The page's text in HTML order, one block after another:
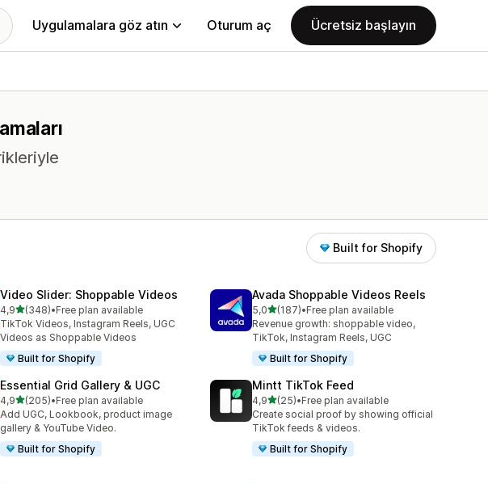
Uygulamalara göz atın Oturum aç Ücretsiz başlayın
Built for Shopify
Video Slider: Shoppable Videos
4,95 yıldız üzerinden
(348)
toplam 348 değerlendirme
•Free plan available
TikTok Videos, Instagram Reels, UGC
Videos as Shoppable Videos
Built for Shopify
Avada Shoppable Videos Reels
5,05 yıldız üzerinden
(187)
toplam 187 değerlendirme
•Free plan available
Revenue growth: shoppable video,
TikTok, Instagram Reels, UGC
Built for Shopify
Essential Grid Gallery & UGC
4,95 yıldız üzerinden
(205)
toplam 205 değerlendirme
•Free plan available
Add UGC, Lookbook, product image
gallery & YouTube Video.
Built for Shopify
Mintt TikTok Feed
4,95 yıldız üzerinden
(25)
toplam 25 değerlendirme
•Free plan available
Create social proof by showing official
TikTok feeds & videos.
Built for Shopify